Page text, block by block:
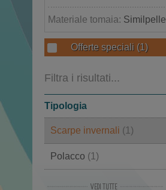
Materiale tomaia: Similpelle
Offerte speciali (1)
Filtra i risultati...
Tipologia
Scarpe invernali (1)
Polacco (1)
Moon Boot(1)